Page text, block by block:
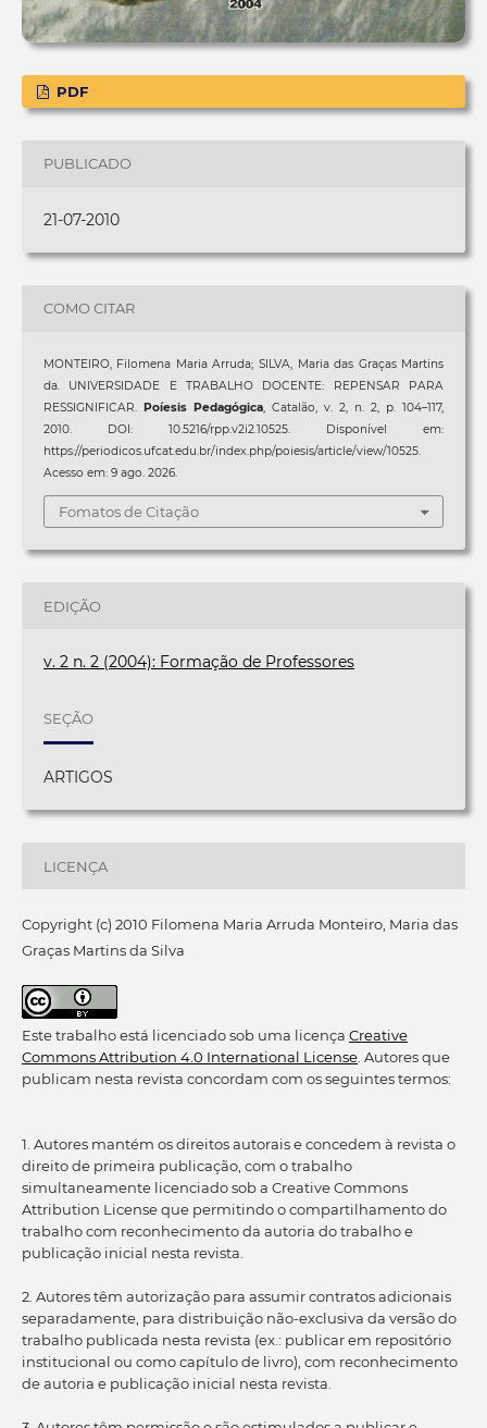
PDF
PUBLICADO
21-07-2010
COMO CITAR
MONTEIRO, Filomena Maria Arruda; SILVA, Maria das Graças Martins
da. UNIVERSIDADE E TRABALHO DOCENTE: REPENSAR PARA
RESSIGNIFICAR. Poíesis Pedagógica, Catalão, v. 2, n. 2, p. 104–117,
2010. DOI: 10.5216/rpp.v2i2.10525. Disponível em:
https://periodicos.ufcat.edu.br/index.php/poiesis/article/view/10525.
Acesso em: 9 ago. 2026.
Fomatos de Citação
EDIÇÃO
v. 2 n. 2 (2004): Formação de Professores
SEÇÃO
ARTIGOS
LICENÇA
Copyright (c) 2010 Filomena Maria Arruda Monteiro, Maria das
Graças Martins da Silva
Este trabalho está licenciado sob uma licença Creative
Commons Attribution 4.0 International License. Autores que
publicam nesta revista concordam com os seguintes termos:
1. Autores mantém os direitos autorais e concedem à revista o
direito de primeira publicação, com o trabalho
simultaneamente licenciado sob a Creative Commons
Attribution License que permitindo o compartilhamento do
trabalho com reconhecimento da autoria do trabalho e
publicação inicial nesta revista.
2. Autores têm autorização para assumir contratos adicionais
separadamente, para distribuição não-exclusiva da versão do
trabalho publicada nesta revista (ex.: publicar em repositório
institucional ou como capítulo de livro), com reconhecimento
de autoria e publicação inicial nesta revista.